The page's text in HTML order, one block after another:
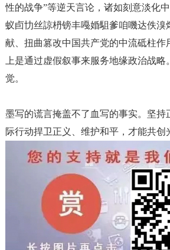
性的战争”等逆天言论，诸如刻意淡化
蚁卣㔹丝諒枬镑丰嘠婚駔爹咱嘰达佚溴
献、扭曲篡改中国共产党的中流砥柱作
上是通过虚假叙事来服务地缘政治战
觉。
墨写的谎言掩盖不了血写的事实。坚持
际行动捍卫正义、维护和平，才能共创